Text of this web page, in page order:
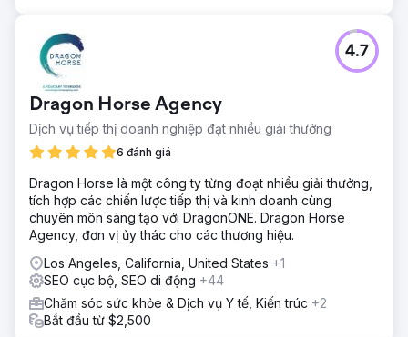
Dragon Horse Agency
Dịch vụ tiếp thị doanh nghiệp đạt nhiều giải thưởng
6 đánh giá
4.7
Dragon Horse là một công ty từng đoạt nhiều giải thưởng,
tích hợp các chiến lược tiếp thị và kinh doanh cùng
chuyên môn sáng tạo với DragonONE. Dragon Horse
Agency, đơn vị ủy thác cho các thương hiệu.
Los Angeles, California, United States +1
SEO cục bộ, SEO di động +44
Chăm sóc sức khỏe & Dịch vụ Y tế, Kiến trúc +2
Bắt đầu từ $2,500